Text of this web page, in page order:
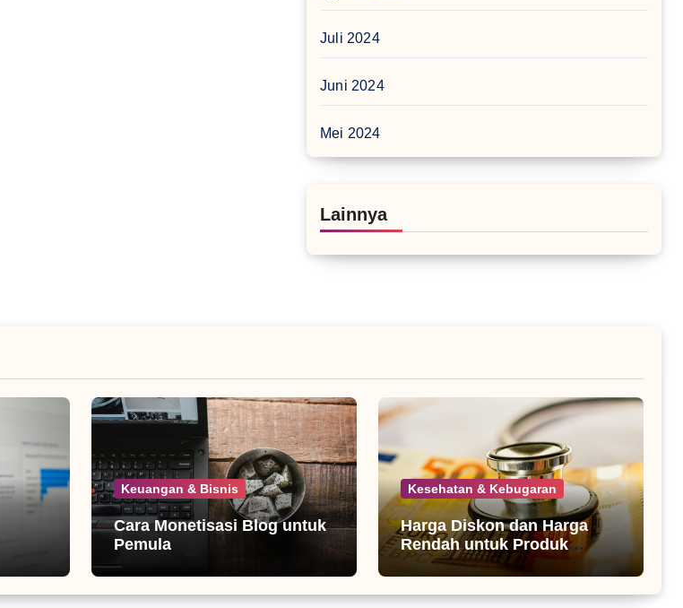
Juli 2024
Juni 2024
Mei 2024
Lainnya
Keuangan & Bisnis
Cara Monetisasi Blog untuk
Pemula
Kesehatan & Kebugaran
Harga Diskon dan Harga
Rendah untuk Produk
Kesehatan